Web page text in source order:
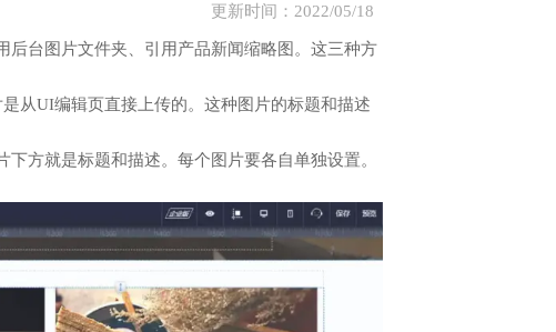
更新时间：2022/05/18
后台图片文件夹、引用产品新闻缩略图。这三种方
从UI编辑页直接上传的。这种图片的标题和描述
方就是标题和描述。每个图片要各自单独设置。